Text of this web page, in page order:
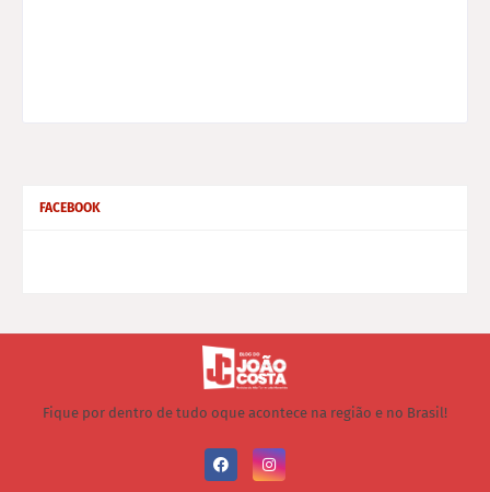
FACEBOOK
Fique por dentro de tudo oque acontece na região e no Brasil!